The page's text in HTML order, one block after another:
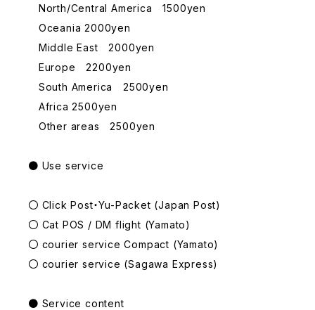
North/Central America 1500yen
Oceania 2000yen
Middle East 2000yen
Europe 2200yen
South America 2500yen
Africa 2500yen
Other areas 2500yen
● Use service
〇 Click Post・Yu-Packet (Japan Post)
〇 Cat POS / DM flight (Yamato)
〇 courier service Compact (Yamato)
〇 courier service (Sagawa Express)
● Service content